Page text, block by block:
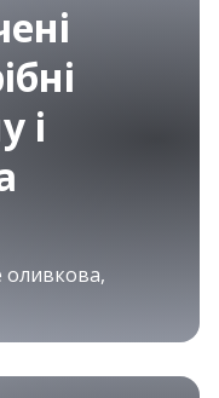
і
оливкова,